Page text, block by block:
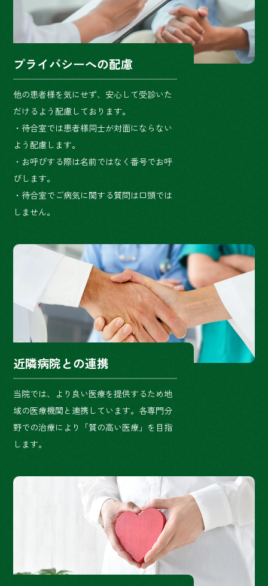
プライバシーへの配慮
他の患者様を気にせず、安心して受診いた
だけるよう配慮しております。
・待合室では患者様同士が対面にならない
よう配慮します。
・お呼びする際は名前ではなく番号でお呼
びします。
・待合室でご病気に関する質問は口頭では
しません。
近隣病院との連携
当院では、より良い医療を提供するため地
域の医療機関と連携しています。各専門分
野での治療により「質の高い医療」を目指
します。